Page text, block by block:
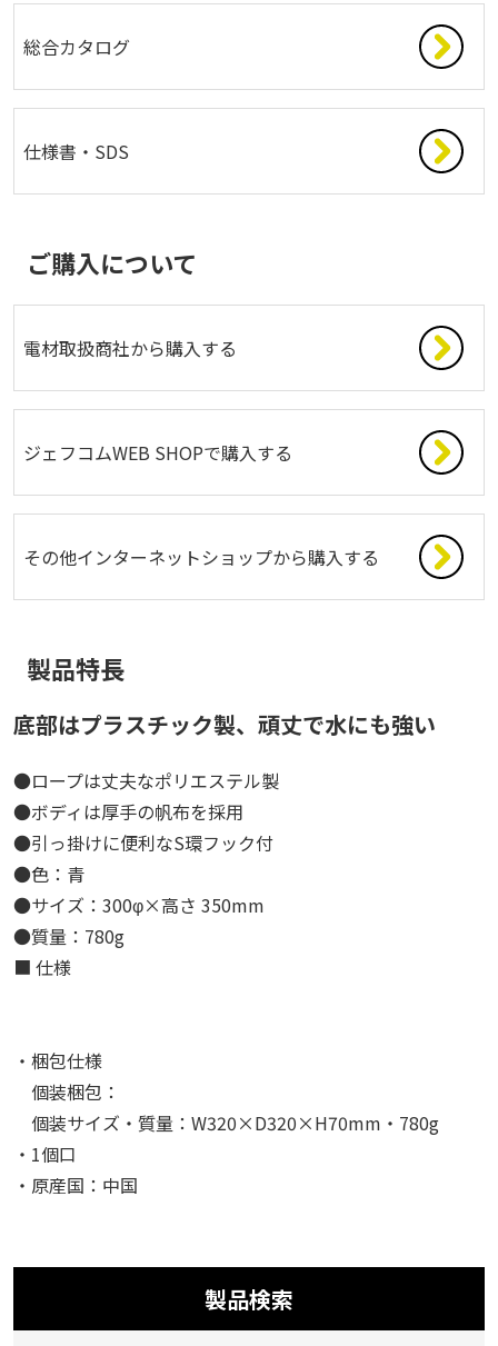
総合カタログ
仕様書・SDS
ご購入について
電材取扱商社から購入する
ジェフコムWEB SHOPで購入する
その他インターネットショップから購入する
製品特長
底部はプラスチック製、頑丈で水にも強い
●ロープは丈夫なポリエステル製
●ボディは厚手の帆布を採用
●引っ掛けに便利なS環フック付
●色：青
●サイズ：300φ×高さ 350mm
●質量：780g
■ 仕様
・梱包仕様
個装梱包：
個装サイズ・質量：W320×D320×H70mm・780g
・1個口
・原産国：中国
製品検索